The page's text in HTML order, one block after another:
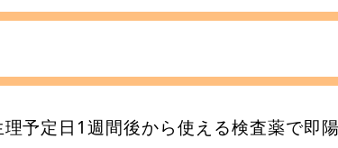
予定日1週間後から使える検査薬で即